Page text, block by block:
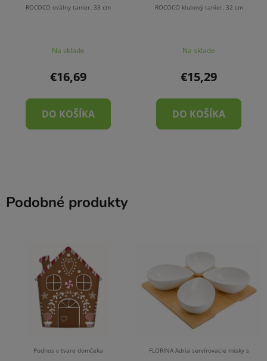
ROCOCO oválny tanier, 33 cm
Na sklade
€16,69
DO KOŠÍKA
ROCOCO klubový tanier, 32 cm
Na sklade
€15,29
DO KOŠÍKA
Podobné produkty
Podnos v tvare domčeka
FLORINA Adria servírovacie misky s